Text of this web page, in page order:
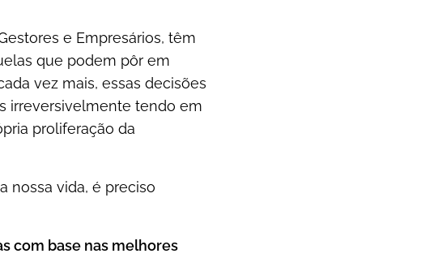
e Empresários, têm
que podem pôr em
vez mais, essas decisões
irreversivelmente tendo em
proliferação da
nossa vida, é preciso
com base nas melhores